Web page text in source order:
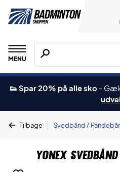
MENU
Søg efter produkter,
👟 Spar 20% på alle sko -
Tilbage | Svedbånd /
Yonex